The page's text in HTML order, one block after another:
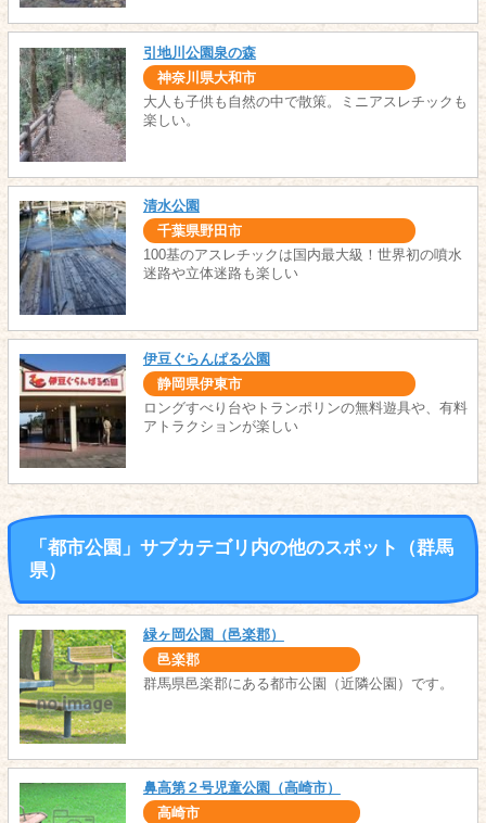
引地川公園泉の森
神奈川県大和市
大人も子供も自然の中で散策。ミニアスレチックも
楽しい。
清水公園
千葉県野田市
100基のアスレチックは国内最大級！世界初の噴水
迷路や立体迷路も楽しい
伊豆ぐらんぱる公園
静岡県伊東市
ロングすべり台やトランポリンの無料遊具や、有料
アトラクションが楽しい
「都市公園」サブカテゴリ内の他のスポット（群馬
県）
緑ヶ岡公園（邑楽郡）
邑楽郡
群馬県邑楽郡にある都市公園（近隣公園）です。
鼻高第２号児童公園（高崎市）
高崎市